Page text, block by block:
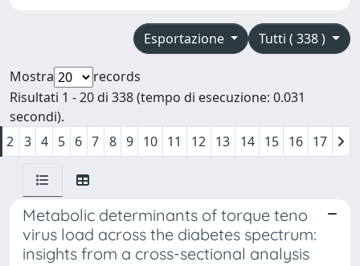
Tutti ( 338 )
Esportazione
Mostra
records
Risultati 1 - 20 di 338 (tempo di esecuzione: 0.031
secondi).
2 3 4 5 6 7 8 9 10 11 12 13 14 15 16 17
Metabolic determinants of torque teno
virus load across the diabetes spectrum:
insights from a cross-sectional analysis